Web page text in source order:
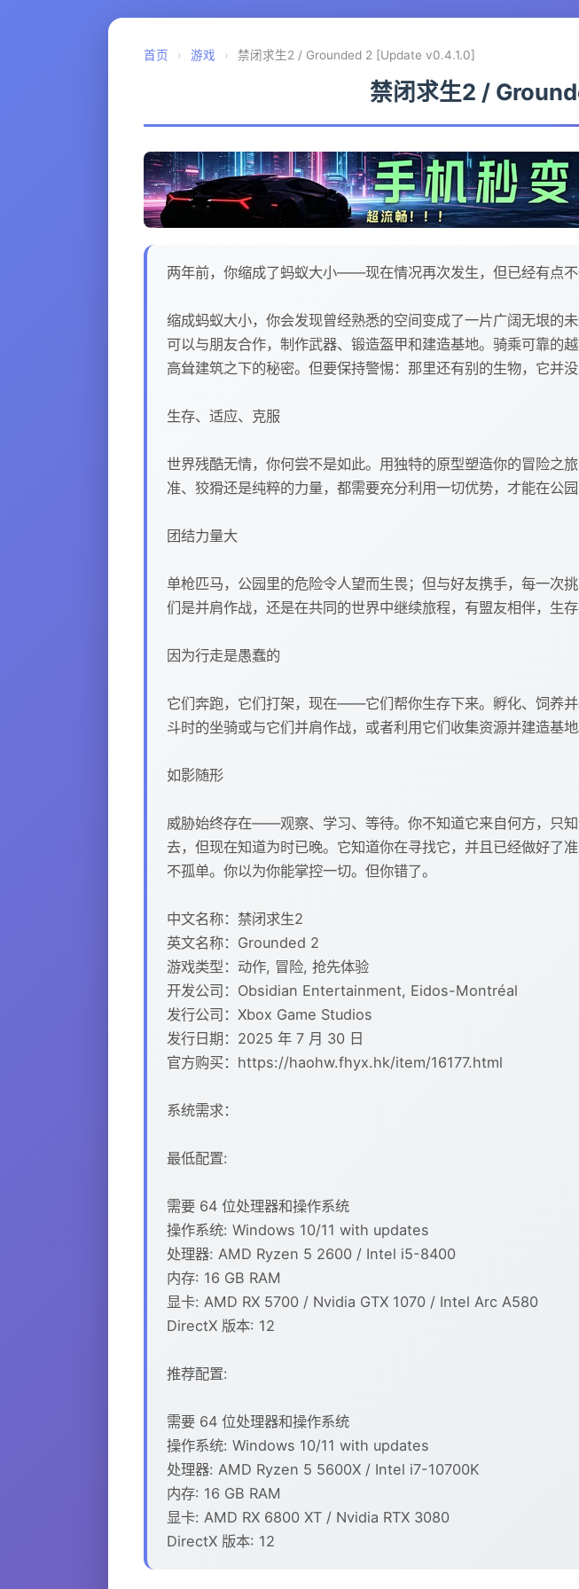
首页 › 游戏 › 禁闭求生2 / Grounded 2 [Update v0.4.1.0]
禁闭求生2 /
两年前，你缩成了蚂蚁大小——现在情况再次发生，但已经有点
缩成蚂蚁大小，你会发现曾经熟悉的空间变成了一片广阔无垠的
可以与朋友合作，制作武器、锻造盔甲和建造基地。骑乘可靠
高耸建筑之下的秘密。但要保持警惕：那里还有别的生物，它并没
生存、适应、克服
世界残酷无情，你何尝不是如此。用独特的原型塑造你的冒险之
准、狡猾还是纯粹的力量，都需要充分利用一切优势，才能在公园
团结力量大
单枪匹马，公园里的危险令人望而生畏；但与好友携手，每一次
们是并肩作战，还是在共同的世界中继续旅程，有盟友相伴，生存
因为行走是愚蠢的
它们奔跑，它们打架，现在——它们帮你生存下来。孵化、饲养
斗时的坐骑或与它们并肩作战，或者利用它们收集资源并建造基
如影随形
威胁始终存在——观察、学习、等待。你不知道它来自何方，只
去，但现在知道为时已晚。它知道你在寻找它，并且已经做好了
不孤单。你以为你能掌控一切。但你错了。
中文名称：禁闭求生2
英文名称：Grounded 2
游戏类型：动作, 冒险, 抢先体验
开发公司：Obsidian Entertainment, Eidos-Montréal
发行公司：Xbox Game Studios
发行日期：2025 年 7 月 30 日
官方购买：https://haohw.fhyx.hk/item/16177.html
系统需求：
最低配置:
需要 64 位处理器和操作系统
操作系统: Windows 10/11 with updates
处理器: AMD Ryzen 5 2600 / Intel i5-8400
内存: 16 GB RAM
显卡: AMD RX 5700 / Nvidia GTX 1070 / Intel Arc A580
DirectX 版本: 12
推荐配置:
需要 64 位处理器和操作系统
操作系统: Windows 10/11 with updates
处理器: AMD Ryzen 5 5600X / Intel i7-10700K
内存: 16 GB RAM
显卡: AMD RX 6800 XT / Nvidia RTX 3080
DirectX 版本: 12